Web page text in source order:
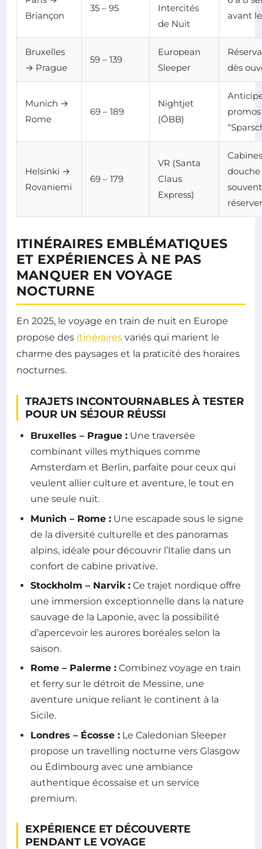
Briançon
35 – 95
Intercités
de Nuit
avant
Bruxelles
→ Prague
59 – 139
European
Sleeper
dès
Munich →
Rome
69 – 189
Nightjet
(ÖBB)
promos
Helsinki →
Rovaniemi
69 – 179
VR (Santa
Claus
Express)
douche
ITINÉRAIRES EMBLÉMATIQUES
ET EXPÉRIENCES À NE PAS
MANQUER EN VOYAGE
NOCTURNE
En 2025, le voyage en train de nuit en Europe
propose des itinéraires variés qui marient le
charme des paysages et la praticité des horaires
nocturnes.
TRAJETS INCONTOURNABLES À TESTER
POUR UN SÉJOUR RÉUSSI
Bruxelles – Prague : Une traversée
combinant villes mythiques comme
Amsterdam et Berlin, parfaite pour ceux qui
veulent allier culture et aventure, le tout en
une seule nuit.
Munich – Rome : Une escapade sous le signe
de la diversité culturelle et des panoramas
alpins, idéale pour découvrir l’Italie dans un
confort de cabine privative.
Stockholm – Narvik : Ce trajet nordique offre
une immersion exceptionnelle dans la nature
sauvage de la Laponie, avec la possibilité
d’apercevoir les aurores boréales selon la
saison.
Rome – Palerme : Combinez voyage en train
et ferry sur le détroit de Messine, une
aventure unique reliant le continent à la
Sicile.
Londres – Écosse : Le Caledonian Sleeper
propose un travelling nocturne vers Glasgow
ou Édimbourg avec une ambiance
authentique écossaise et un service
premium.
EXPÉRIENCE ET DÉCOUVERTE
PENDANT LE VOYAGE